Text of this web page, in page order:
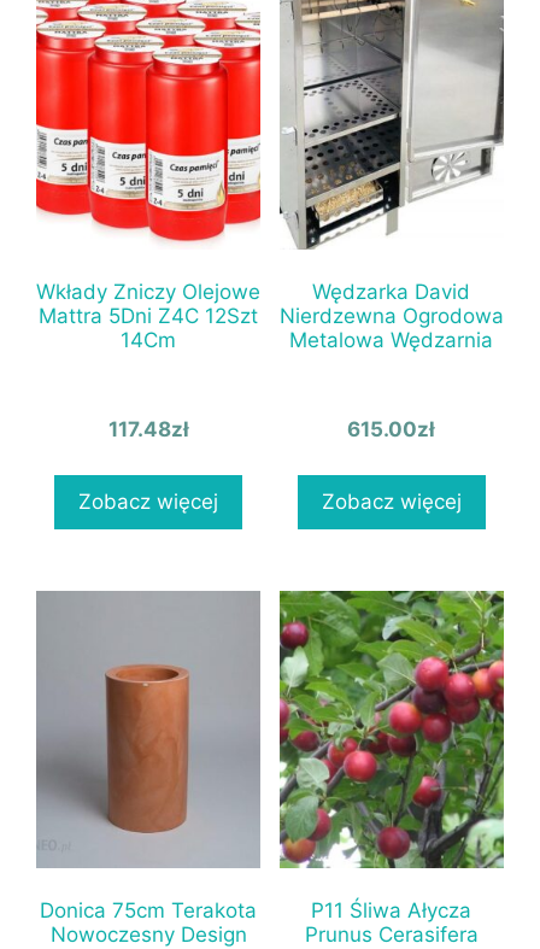
Wkłady Zniczy Olejowe
Mattra 5Dni Z4C 12Szt
14Cm
117.48zł
Zobacz więcej
Wędzarka David
Nierdzewna Ogrodowa
Metalowa Wędzarnia
615.00zł
Zobacz więcej
Donica 75cm Terakota
Nowoczesny Design
P11 Śliwa Ałycza
Prunus Cerasifera